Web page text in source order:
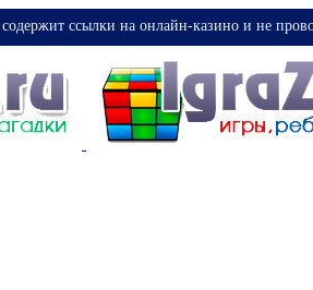
ссылки на онлайн-казино и не